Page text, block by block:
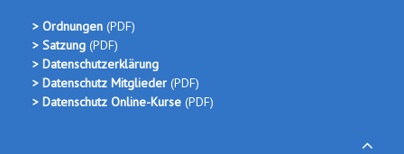
> Ordnungen (PDF)
> Satzung (PDF)
> Datenschutzerklärung
> Datenschutz Mitglieder (PDF)
> Datenschutz Online-Kurse (PDF)